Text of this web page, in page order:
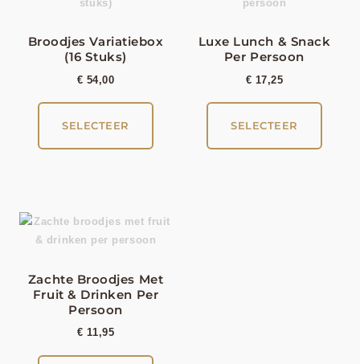
Broodjes Variatiebox
(16 Stuks)
€ 54,00
SELECTEER
Luxe Lunch & Snack
Per Persoon
€ 17,25
SELECTEER
Zachte Broodjes Met
Fruit & Drinken Per
Persoon
€ 11,95